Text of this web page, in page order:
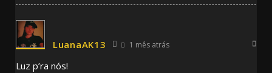
LuanaAK13 1 mês atrás
Luz p’ra nós!